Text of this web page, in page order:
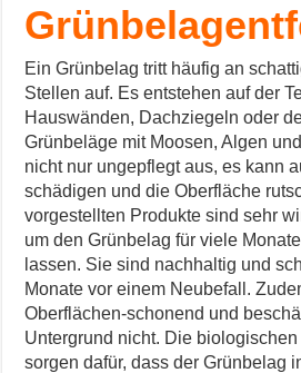
Ein Grünbelag tritt häufig an
Stellen auf. Es entstehen auf der
Hauswänden, Dachziegeln oder
Grünbeläge mit Moosen, Algen
nicht nur ungepflegt aus, es kann
schädigen und die Oberfläche
vorgestellten Produkte sind sehr
um den Grünbelag für viele
lassen. Sie sind nachhaltig und
Monate vor einem Neubefall.
Oberflächen-schonend und
Untergrund nicht. Die
sorgen dafür, dass der Grünbelag